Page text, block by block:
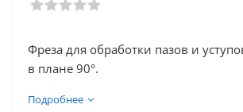
Фреза для обработки пазов и
в плане 90°.
Подробнее